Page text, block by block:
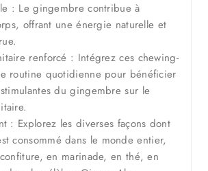
: Le gingembre contribue à
offrant une énergie naturelle et
renforcé : Intégrez ces chewing-
routine quotidienne pour bénéficier
du gingembre sur le
: Explorez les diverses façons dont
consommé dans le monde entier,
en marinade, en thé, en